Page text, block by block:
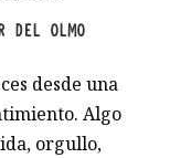
DEL OLMO
desde una
Algo
orgullo,